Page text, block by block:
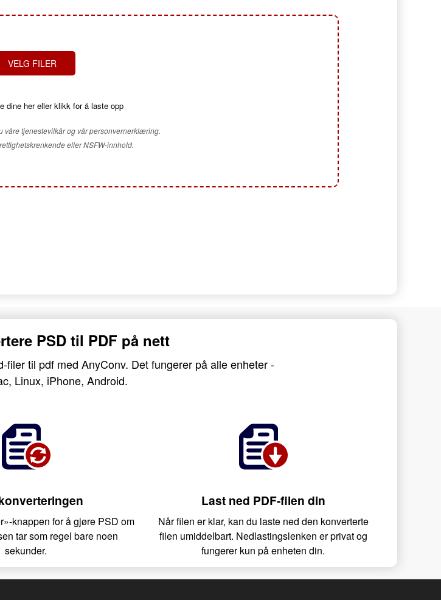
VELG FILER
dine her eller klikk for å laste opp
våre tjenestevilkår og vår personvernerklæring.
eller NSFW-innhold.
PSD til PDF på nett
til pdf med AnyConv. Det fungerer på alle enheter -
Linux, iPhone, Android.
knappen for å gjøre PSD om
tar som regel bare noen
sekunder.
Last ned PDF-filen din
Når filen er klar, kan du laste ned den konverterte
filen umiddelbart. Nedlastingslenken er privat og
fungerer kun på enheten din.